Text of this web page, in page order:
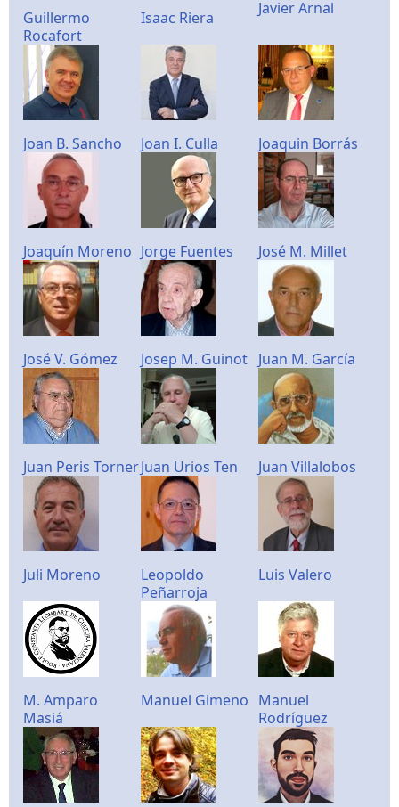
Guillermo
Rocafort
Isaac Riera Javier Arnal
Joan B. Sancho Joan I. Culla Joaquin Borrás
Joaquín Moreno Jorge Fuentes José M. Millet
José V. Gómez Josep M. Guinot Juan M. García
Juan Peris TornerJuan Urios Ten Juan Villalobos
Juli Moreno
Leopoldo
Peñarroja
Luis Valero
M. Amparo
Masiá
Manuel Gimeno Manuel
Rodríguez